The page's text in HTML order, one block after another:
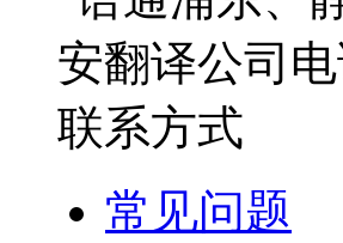
常见问题